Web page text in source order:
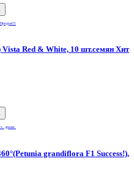
Red & White, 10 шт.семян Хит
grandiflora F1 Success!),